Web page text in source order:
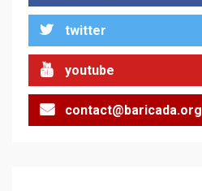
twitter
youtube
contact@baricada.org